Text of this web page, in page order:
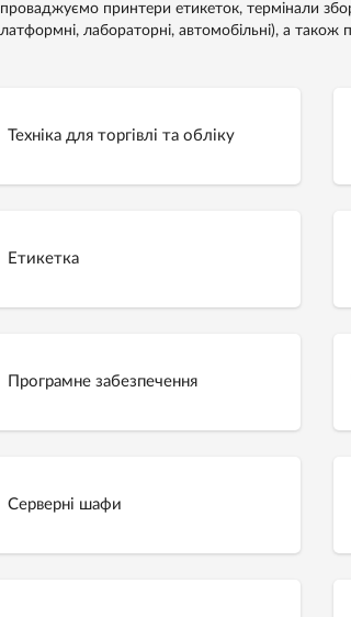
принтери етикеток, термінали
лабораторні, автомобільні), а
Техніка для торгівлі та обліку
Етикетка
Програмне забезпечення
Серверні шафи